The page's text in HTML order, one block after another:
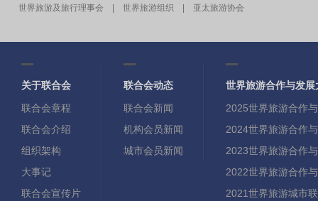
世界旅游及旅行理事会
世界旅游组织 亚太旅游协会
关于联合会
联合会章程
联合会介绍
组织架构
大事记
联合会宣传片
联合会动态
联合会新闻
机构会员新闻
城市会员新闻
世界旅游合作与发展
2025世界旅游合作
2024世界旅游合作
2023世界旅游合作
2022世界旅游合作
2021世界旅游城市